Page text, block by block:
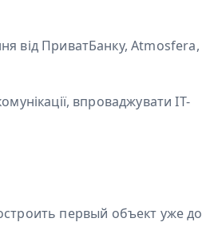
від ПриватБанку, Atmosfera,
впроваджувати ІТ-
первый объект уже до